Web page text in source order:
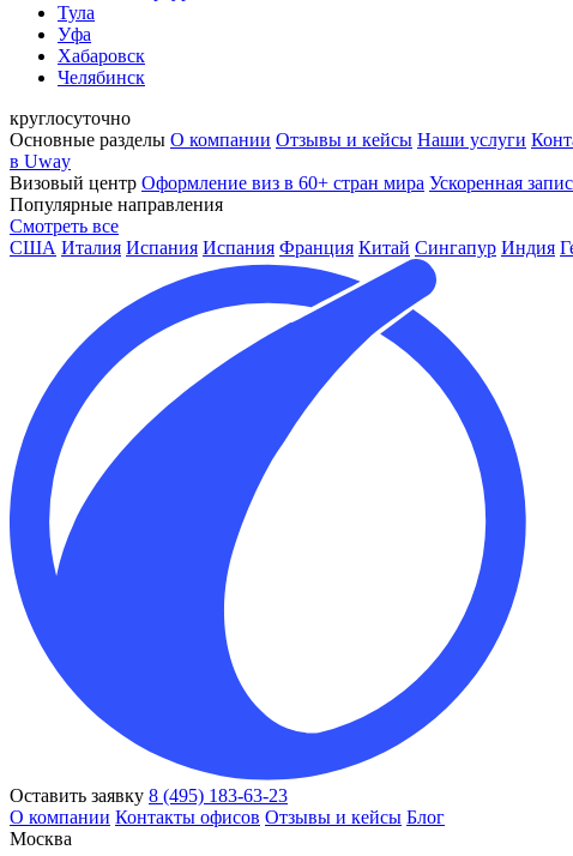
Тула
Уфа
Хабаровск
Челябинск
круглосуточно
Основные разделы О компании Отзывы и кейсы Наши услуги
в Uway
Визовый центр Оформление виз в 60+ стран мира Ускоренная
Популярные направления
Смотреть все
США Италия Испания Испания Франция Китай Сингапур Индия
Оставить заявку 8 (495) 183-63-23
О компании Контакты офисов Отзывы и кейсы Блог
Москва